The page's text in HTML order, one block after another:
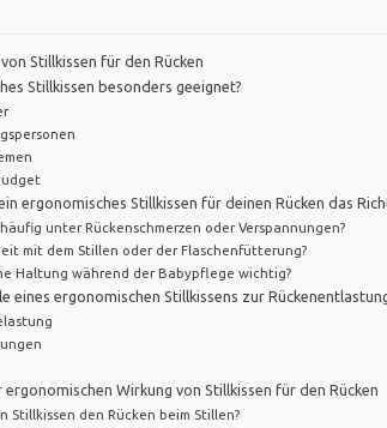
Stillkissen für den Rücken
Stillkissen besonders geeignet?
ergonomisches Stillkissen für deinen Rücken das
unter Rückenschmerzen oder Verspannungen?
mit dem Stillen oder der Flaschenfütterung?
Haltung während der Babypflege wichtig?
eines ergonomischen Stillkissens zur
Wirkung von Stillkissen für den Rücken
den Rücken beim Stillen?